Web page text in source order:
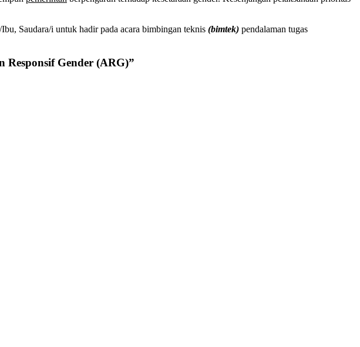
Saudara/i untuk hadir pada acara bimbingan teknis (bimtek) pendalaman tugas
Responsif Gender (ARG)”